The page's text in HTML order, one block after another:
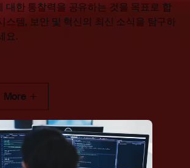
대한 통찰력을 공유하는 것을 목표로 합
스템, 보안 및 혁신의 최신 소식을 탐구하
요.
More